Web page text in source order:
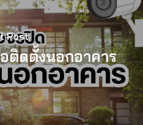
Post
ติดตั้งนอกอาคาร